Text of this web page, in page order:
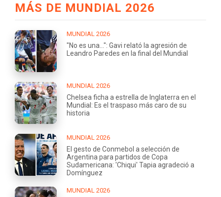
MÁS DE MUNDIAL 2026
MUNDIAL 2026
"No es una...": Gavi relató la agresión de
Leandro Paredes en la final del Mundial
MUNDIAL 2026
Chelsea ficha a estrella de Inglaterra en el
Mundial: Es el traspaso más caro de su
historia
MUNDIAL 2026
El gesto de Conmebol a selección de
Argentina para partidos de Copa
Sudamericana: 'Chiqui' Tapia agradeció a
Domínguez
MUNDIAL 2026